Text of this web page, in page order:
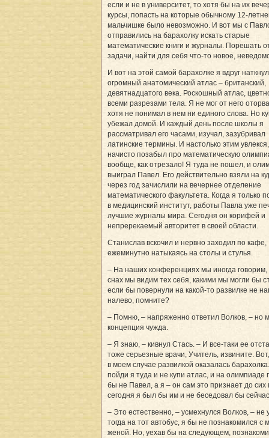
если и не в университет, то хотя бы на их
курсы, попасть на которые обычному 12-
мальчишке было невозможно. И вот мы с
отправились на барахолку искать старые
математические книги и журналы. Порешать
задачи, найти для себя что-то новое,
И вот на этой самой барахолке я вдруг
огромный анатомический атлас – британский,
девятнадцатого века. Роскошный атлас,
всеми разрезами тела. Я не мог от него
хотя не понимал в нем ни единого слова. Но
убежал домой. И каждый день после школы я
рассматривал его часами, изучал, зазубривал
латинские термины. И настолько этим
начисто позабыл про математическую
вообще­, как отрезало! Я туда не пошел, и
выиграл Павел. Его действительно взяли на
через год зачислили на вечернее отделение
математического факультета. Когда я только
в медицинский институт, работы Павла уже
лучшие журналы мира. Сегодня он корифей и
непререкаемый авторитет в своей области.
Станислав вскочил и нервно заходил по кафе,
ежеминутно натыкаясь на столы и стулья.
– На наших конференциях мы иногда говорим,
снах мы видим тех себя, какими мы могли бы
если бы повернули на какой-то развилке не
налево, помните?
– Помню, – напряженно ответил Волков, – но
концепция чужда.
– Я знаю, – кивнул Стась. – И все-таки ее
тоже серьезные врачи, Учитель, извините.
в моем случае развилкой оказалась
пойди я туда и не купи атлас, и на олимпиаде
бы не Павел, а я – он сам это признает до сих
сегодня я был бы им и не беседовал бы
– Это естественно, – усмехнулся Волков, – не
тогда на тот автобус, я бы не познакомился с
женой. Но, уехав бы на следующем,